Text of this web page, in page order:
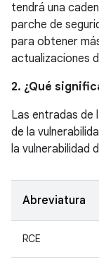
tendrá una
parche de
para obtener
actualizaciones
2. ¿Qué
Las entradas de
de la
la vulnerabilidad
Abreviatura
RCE